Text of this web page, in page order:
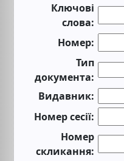
Ключові
слова:
Номер:
Тип
документа:
Видавник:
Номер сесії:
Номер
скликання: